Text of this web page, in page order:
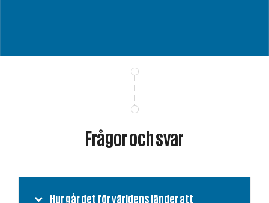
Frågor och svar
Hur går det för världens länder att